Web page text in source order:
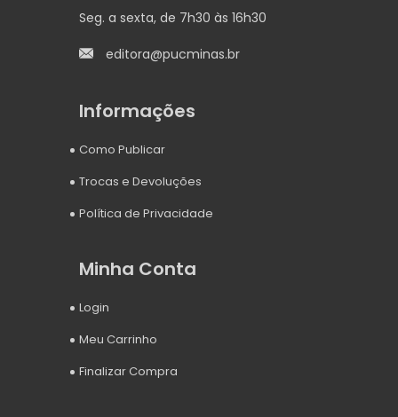
Seg. a sexta, de 7h30 às 16h30
editora@pucminas.br
Informações
Como Publicar
Trocas e Devoluções
Política de Privacidade
Minha Conta
Login
Meu Carrinho
Finalizar Compra